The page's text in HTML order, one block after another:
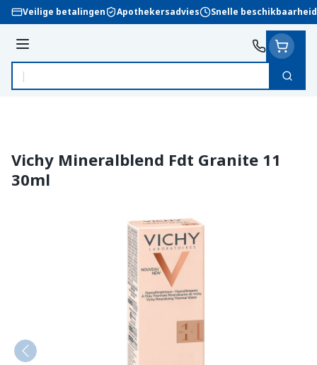
Ga naar de inhoud
Veilige betalingen Apothekersadvies Snelle beschikbaarheid
Menu
Product, merk, categorie...
Zoek
Vichy Mineralblend Fdt Granite 11
30ml